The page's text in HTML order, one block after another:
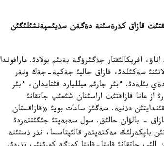
قازاق كذرةسئنة دةگةن سذيئسپةنشئلئگئن
افريكالئقتار جذگئرؤگة بةيئم بولادئ. مارافوندا
سةكئلدئ، قازاق جالپئ جةكپة-جةك ونةر
بئلةدئ. ءبئر جارئم ميلليارد قئتايدان، ءبئر
از عانا قازاقتئث اراسئنان شئعئپ جاتقانئ
دذنية. سةگئز ساعات بويئ «قازاقستان
- بالؤان حالئق. سول سةبةپتئ جئگئتتةردئ
باپكةرلئك مةكتةپتةر قالئپتاسسا، نذر ذستئنة